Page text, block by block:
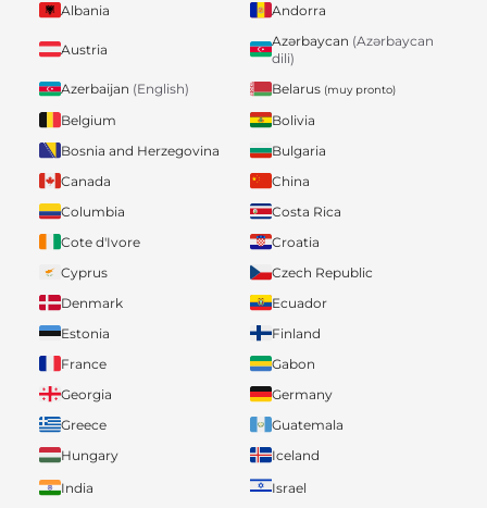
Albania Andorra
Austria
Azərbaycan (Azərbaycan
dili)
Azerbaijan (English) Belarus (muy pronto)
Belgium
Bolivia
Bosnia and Herzegovina
Bulgaria
Canada
China
Columbia
Costa Rica
Cote d'Ivore
Croatia
Cyprus
Czech Republic
Denmark
Ecuador
Estonia
Finland
France
Gabon
Georgia
Germany
Greece
Guatemala
Hungary
Iceland
India
Israel